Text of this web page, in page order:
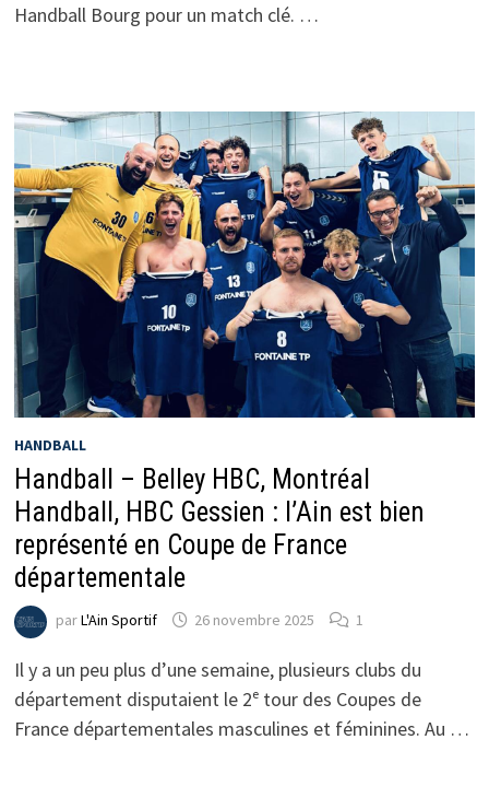
Handball Bourg pour un match clé. …
HANDBALL
Handball – Belley HBC, Montréal
Handball, HBC Gessien : l’Ain est bien
représenté en Coupe de France
départementale
parL'Ain Sportif 26 novembre 2025 1
Il y a un peu plus d’une semaine, plusieurs clubs du
département disputaient le 2ᵉ tour des Coupes de
France départementales masculines et féminines. Au …